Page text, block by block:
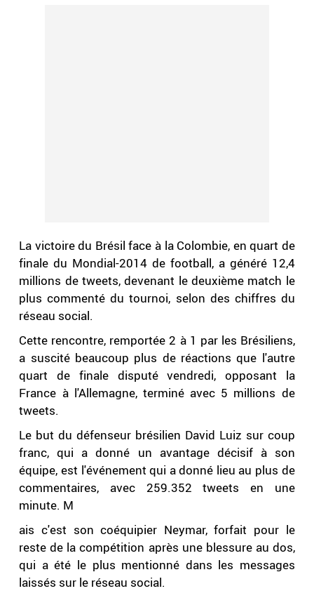
La victoire du Brésil face à la Colombie, en quart de
finale du Mondial-2014 de football, a généré 12,4
millions de tweets, devenant le deuxième match le
plus commenté du tournoi, selon des chiffres du
réseau social.
Cette rencontre, remportée 2 à 1 par les Brésiliens,
a suscité beaucoup plus de réactions que l'autre
quart de finale disputé vendredi, opposant la
France à l'Allemagne, terminé avec 5 millions de
tweets.
Le but du défenseur brésilien David Luiz sur coup
franc, qui a donné un avantage décisif à son
équipe, est l'événement qui a donné lieu au plus de
commentaires, avec 259.352 tweets en une
minute. M
ais c'est son coéquipier Neymar, forfait pour le
reste de la compétition après une blessure au dos,
qui a été le plus mentionné dans les messages
laissés sur le réseau social.